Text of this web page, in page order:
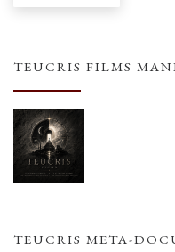
TEUCRIS FILMS
TEUCRIS META-